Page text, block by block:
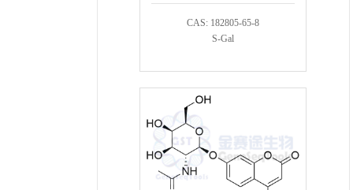
CAS: 182805-65-8
S-Gal